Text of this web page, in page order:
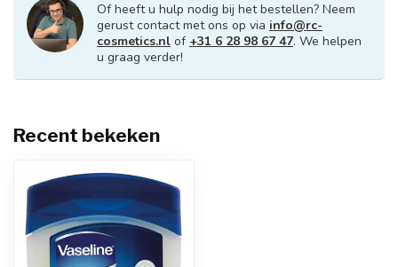
Of heeft u hulp nodig bij het bestellen? Neem
gerust contact met ons op via info@rc-
cosmetics.nl of +31 6 28 98 67 47. We helpen
u graag verder!
Recent bekeken